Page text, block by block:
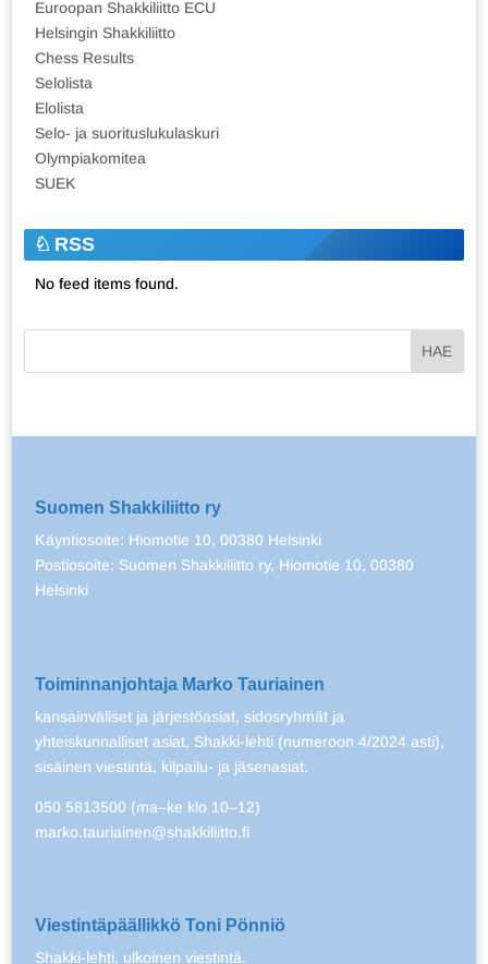
Euroopan Shakkiliitto ECU
Helsingin Shakkiliitto
Chess Results
Selolista
Elolista
Selo- ja suorituslukulaskuri
Olympiakomitea
SUEK
RSS
No feed items found.
Suomen Shakkiliitto ry
Käyntiosoite: Hiomotie 10, 00380 Helsinki
Postiosoite: Suomen Shakkiliitto ry, Hiomotie 10, 00380
Helsinki
Toiminnanjohtaja Marko Tauriainen
kansainväliset ja järjestöasiat, sidosryhmät ja
yhteiskunnalliset asiat, Shakki-lehti (numeroon 4/2024 asti),
sisäinen viestintä, kilpailu- ja jäsenasiat.
050 5813500 (ma–ke klo 10–12)
marko.tauriainen@shakkiliitto.fi
Viestintäpäällikkö Toni Pönniö
Shakki-lehti, ulkoinen viestintä.